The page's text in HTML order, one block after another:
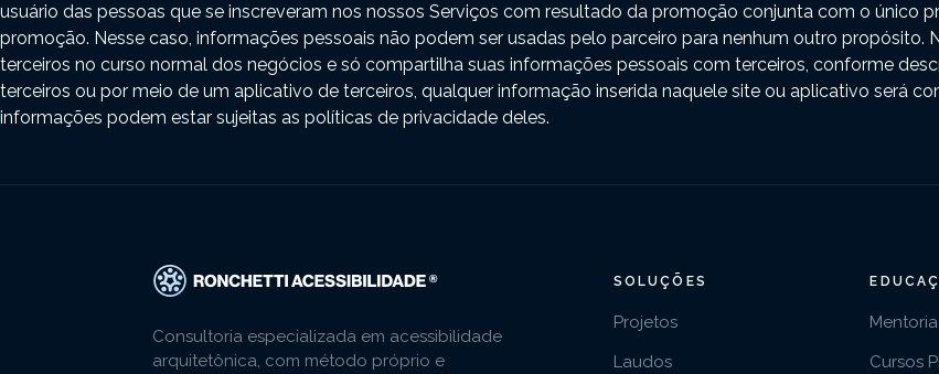
usuário das pessoas que se inscreveram nos nossos Serviços com resultado da promoção conjunta com o único
promoção. Nesse caso, informações pessoais não podem ser usadas pelo parceiro para nenhum outro propósito.
terceiros no curso normal dos negócios e só compartilha suas informações pessoais com terceiros, conforme
terceiros ou por meio de um aplicativo de terceiros, qualquer informação inserida naquele site ou aplicativo será
informações podem estar sujeitas as políticas de privacidade deles.
Consultoria especializada em acessibilidade
arquitetônica, com método próprio e
SOLUÇÕES
Projetos
Laudos
Cursos